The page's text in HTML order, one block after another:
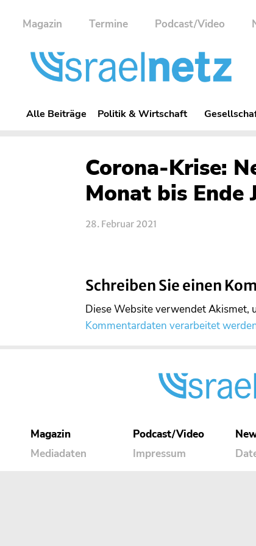
Magazin Termine Podcast/Video
Alle Beiträge Politik & Wirtschaft
Corona-Krise:
Monat bis Ende
28. Februar 2021
Schreiben Sie einen
Diese Website verwendet Akismet,
Kommentardaten verarbeitet
Magazin
Mediadaten
Podcast/Video
Impressum